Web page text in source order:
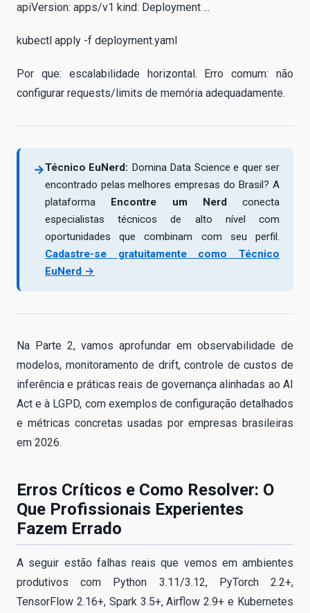
apiVersion: apps/v1 kind: Deployment ...
kubectl apply -f deployment.yaml
Por que: escalabilidade horizontal. Erro comum: não
configurar requests/limits de memória adequadamente.
→Técnico EuNerd: Domina Data Science e quer ser
encontrado pelas melhores empresas do Brasil? A
plataforma Encontre um Nerdconecta
especialistas técnicos de alto nível com
oportunidades que combinam com seu perfil.
Cadastre-se gratuitamente como Técnico
EuNerd →
Na Parte 2, vamos aprofundar em observabilidade de
modelos, monitoramento de drift, controle de custos de
inferência e práticas reais de governança alinhadas ao AI
Act e à LGPD, com exemplos de configuração detalhados
e métricas concretas usadas por empresas brasileiras
em 2026.
Erros Críticos e Como Resolver: O
Que Profissionais Experientes
Fazem Errado
A seguir estão falhas reais que vemos em ambientes
produtivos com Python 3.11/3.12, PyTorch 2.2+,
TensorFlow 2.16+, Spark 3.5+, Airflow 2.9+ e Kubernetes